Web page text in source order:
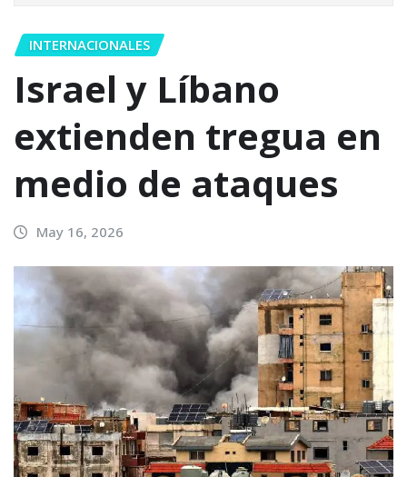
INTERNACIONALES
Israel y Líbano
extienden tregua en
medio de ataques
May 16, 2026